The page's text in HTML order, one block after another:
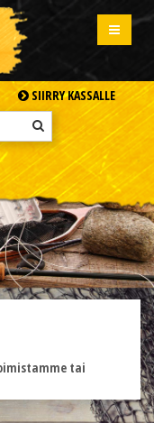
SIIRRY KASSALLE
tai